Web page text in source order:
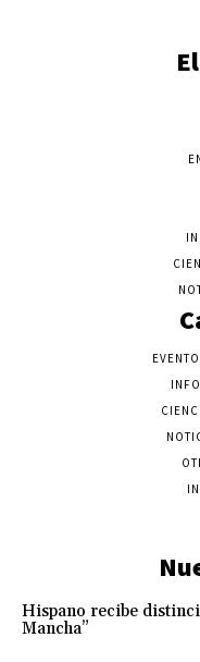
Hispano recibe
Mancha”